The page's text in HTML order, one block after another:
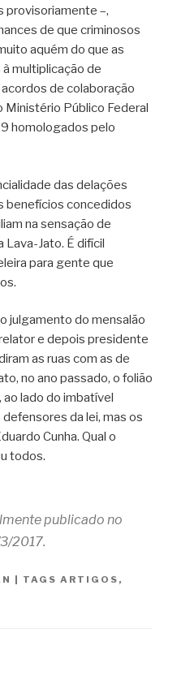
provisoriamente –,
de que criminosos
aquém do que as
multiplicação de
de colaboração
Público Federal
homologados pelo
das delações
benefícios concedidos
na sensação de
Lava-Jato. É difícil
para gente que
julgamento do mensalão
e depois presidente
as ruas com as de
no ano passado, o folião
lado do imbatível
da lei, mas os
Cunha. Qual o
todos.
publicado no
2017.
| TAGS ARTIGOS ,